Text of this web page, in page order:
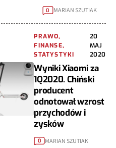
0 MARIAN SZUTIAK
PRAWO,
FINANSE,
STATYSTYKI
20
MAJ
2020
Wyniki Xiaomi za
1Q2020. Chiński
producent
odnotował wzrost
przychodów i
zysków
0 MARIAN SZUTIAK